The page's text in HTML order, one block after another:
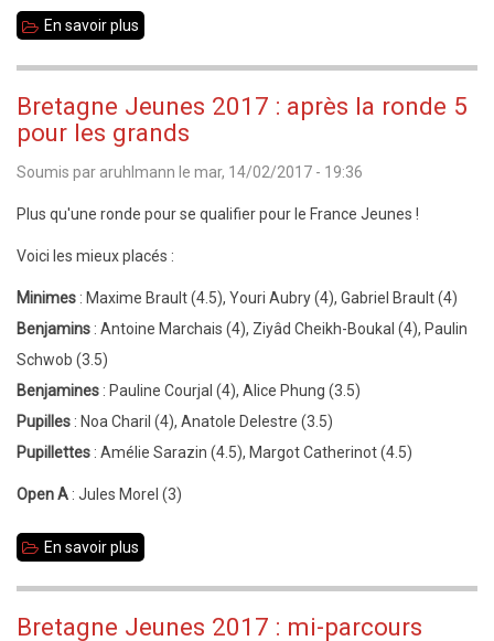
En savoir plus
2017
après
la
pour
les
Bretagne Jeunes 2017 : après la ronde 5
pour les grands
Soumis par aruhlmann le mar, 14/02/2017 - 19:36
Plus qu'une ronde pour se qualifier pour le France Jeunes !
Voici les mieux placés :
Minimes : Maxime Brault (4.5), Youri Aubry (4), Gabriel Brault (4)
Benjamins : Antoine Marchais (4), Ziyâd Cheikh-Boukal (4), Paulin
Schwob (3.5)
Benjamines : Pauline Courjal (4), Alice Phung (3.5)
Pupilles : Noa Charil (4), Anatole Delestre (3.5)
Pupillettes : Amélie Sarazin (4.5), Margot Catherinot (4.5)
Open A : Jules Morel (3)
En savoir plus
Bretagne Jeunes 2017 : mi-parcours